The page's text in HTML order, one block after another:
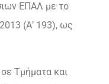
ΕΠΑΛ με το
(Α’ 193), ως
Τμήματα και